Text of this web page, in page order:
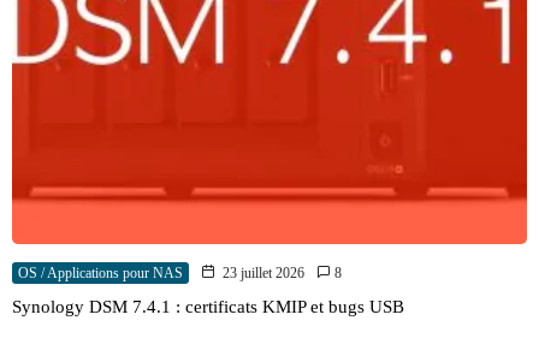
OS / Applications pour NAS 23 juillet 2026 8
Synology DSM 7.4.1 : certificats KMIP et bugs USB